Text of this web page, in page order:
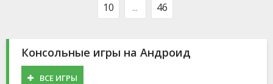
10 ... 46
Консольные игры на Андроид
ВСЕ ИГРЫ